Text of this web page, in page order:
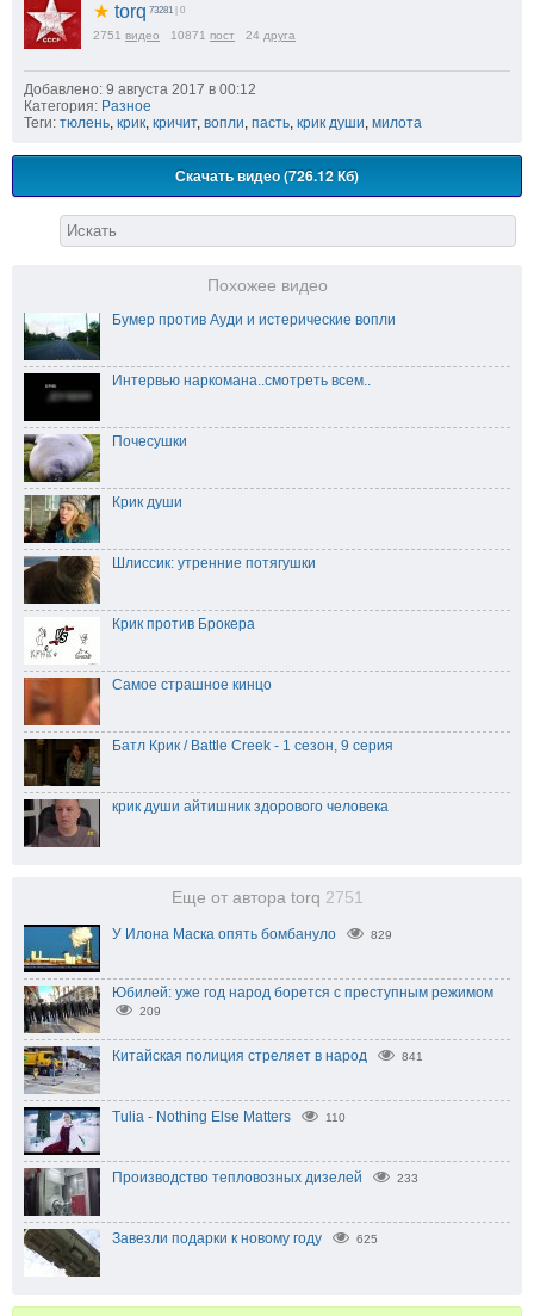
★ torq 73281 | 0
2751 видео 10871 пост 24 друга
Добавлено: 9 августа 2017 в 00:12
Категория: Разное
Теги: тюлень, крик, кричит, вопли, пасть, крик души, милота
Скачать видео (726.12 Кб)
Похожее видео
Бумер против Ауди и истерические вопли
Интервью наркомана..смотреть всем..
Почесушки
Крик души
Шлиссик: утренние потягушки
Крик против Брокера
Самое страшное кинцо
Батл Крик / Battle Creek - 1 сезон, 9 серия
крик души айтишник здорового человека
Еще от автора torq 2751
У Илона Маска опять бомбануло 829
Юбилей: уже год народ борется с преступным режимом
209
Китайская полиция стреляет в народ 841
Tulia - Nothing Else Matters 110
Производство тепловозных дизелей 233
Завезли подарки к новому году 625